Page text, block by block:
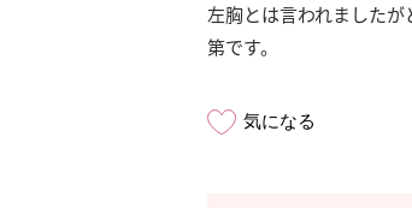
左胸とは言われました
第です。
気になる